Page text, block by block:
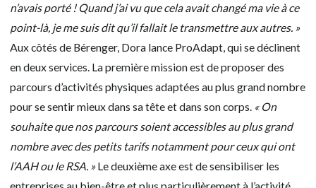
n’avais porté ! Quand j’ai vu que cela avait changé ma vie à ce
point-là, je me suis dit qu’il fallait le transmettre aux autres. »
Aux côtés de Bérenger, Dora lance ProAdapt, qui se déclinent
en deux services. La première mission est de proposer des
parcours d’activités physiques adaptées au plus grand nombre
pour se sentir mieux dans sa tête et dans son corps. « On
souhaite que nos parcours soient accessibles au plus grand
nombre avec des petits tarifs notamment pour ceux qui ont
l’AAH ou le RSA. »Le deuxième axe est de sensibiliser les